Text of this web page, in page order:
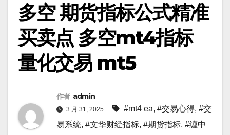
多空 期货指标公式精准
买卖点 多空mt4指标
量化交易 mt5
作者 admin
3 月 31, 2025 #mt4 ea, #交易心得, #交
易系统, #文华财经指标, #期货指标, #缠中